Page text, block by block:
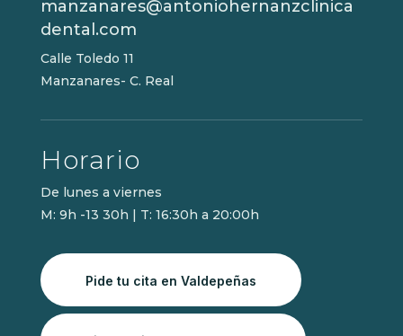
manzanares@antoniohernanzclinica
dental.com
Calle Toledo 11
Manzanares- C. Real
Horario
De lunes a viernes
M: 9h -13 30h | T: 16:30h a 20:00h
Pide tu cita en Valdepeñas